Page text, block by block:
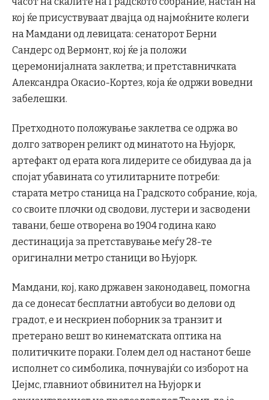
кој ќе присуствуваат двајца од најмоќните колеги
на Мамдани од левицата: сенаторот Берни
Сандерс од Вермонт, кој ќе ја положи
церемонијалната заклетва; и претставничката
Александра Окасио-Кортез, која ќе одржи воведни
забелешки.
Претходното положување заклетва се одржа во
долго затворен реликт од минатото на Њујорк,
артефакт од ерата кога лидерите се обидуваа да ја
спојат убавината со утилитарните потреби:
старата метро станица на Градското собрание, која,
со своите плочки од сводови, лустери и засводени
тавани, беше отворена во 1904 година како
дестинација за претставување меѓу 28-те
оригинални метро станици во Њујорк.
Мамдани, кој, како државен законодавец, помогна
да се донесат бесплатни автобуси во делови од
градот, е и нескриен поборник за транзит и
претерано вешт во кинематската оптика на
политичките пораки. Голем дел од настанот беше
исполнет со симболика, почнувајќи со изборот на
Џејмс, главниот обвинител на Њујорк и